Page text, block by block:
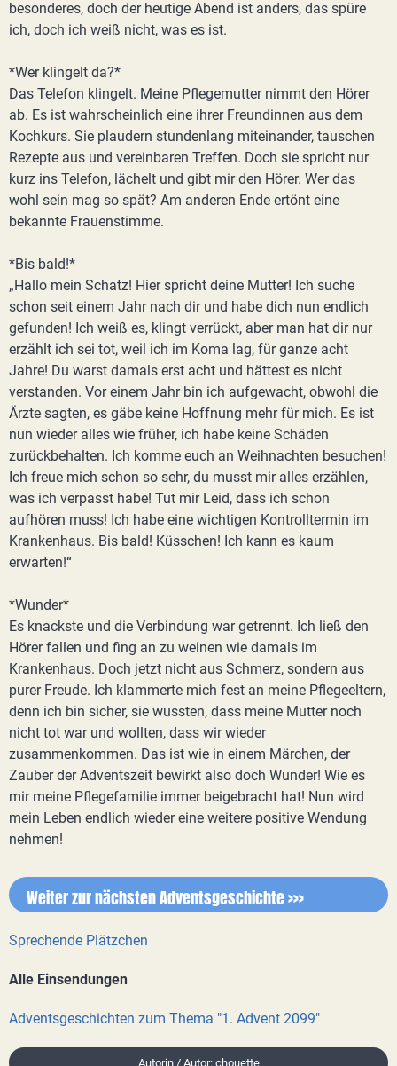
besonderes, doch der heutige Abend ist anders, das spüre
ich, doch ich weiß nicht, was es ist.
*Wer klingelt da?*
Das Telefon klingelt. Meine Pflegemutter nimmt den Hörer
ab. Es ist wahrscheinlich eine ihrer Freundinnen aus dem
Kochkurs. Sie plaudern stundenlang miteinander, tauschen
Rezepte aus und vereinbaren Treffen. Doch sie spricht nur
kurz ins Telefon, lächelt und gibt mir den Hörer. Wer das
wohl sein mag so spät? Am anderen Ende ertönt eine
bekannte Frauenstimme.
*Bis bald!*
„Hallo mein Schatz! Hier spricht deine Mutter! Ich suche
schon seit einem Jahr nach dir und habe dich nun endlich
gefunden! Ich weiß es, klingt verrückt, aber man hat dir nur
erzählt ich sei tot, weil ich im Koma lag, für ganze acht
Jahre! Du warst damals erst acht und hättest es nicht
verstanden. Vor einem Jahr bin ich aufgewacht, obwohl die
Ärzte sagten, es gäbe keine Hoffnung mehr für mich. Es ist
nun wieder alles wie früher, ich habe keine Schäden
zurückbehalten. Ich komme euch an Weihnachten besuchen!
Ich freue mich schon so sehr, du musst mir alles erzählen,
was ich verpasst habe! Tut mir Leid, dass ich schon
aufhören muss! Ich habe eine wichtigen Kontrolltermin im
Krankenhaus. Bis bald! Küsschen! Ich kann es kaum
erwarten!“
*Wunder*
Es knackste und die Verbindung war getrennt. Ich ließ den
Hörer fallen und fing an zu weinen wie damals im
Krankenhaus. Doch jetzt nicht aus Schmerz, sondern aus
purer Freude. Ich klammerte mich fest an meine Pflegeeltern,
denn ich bin sicher, sie wussten, dass meine Mutter noch
nicht tot war und wollten, dass wir wieder
zusammenkommen. Das ist wie in einem Märchen, der
Zauber der Adventszeit bewirkt also doch Wunder! Wie es
mir meine Pflegefamilie immer beigebracht hat! Nun wird
mein Leben endlich wieder eine weitere positive Wendung
nehmen!
Weiter zur nächsten Adventsgeschichte >>>
Sprechende Plätzchen
Alle Einsendungen
Adventsgeschichten zum Thema "1. Advent 2099"
Autorin / Autor: chouette